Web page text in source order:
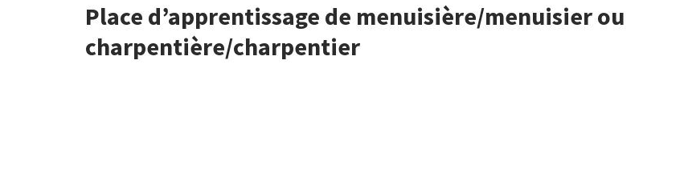
Place d’apprentissage de menuisière/menuisier ou
charpentière/charpentier